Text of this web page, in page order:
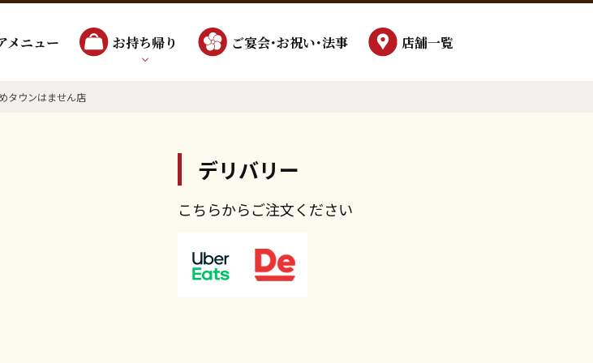
メニュー お持ち帰り ご宴会･お祝い･法事 店舗一覧
タウンはません店
デリバリー
こちらからご注文ください